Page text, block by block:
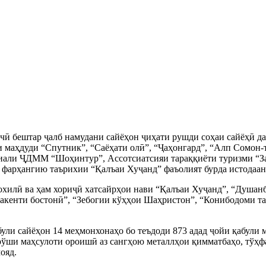
бештар ҷалб намудани сайёҳон ҷиҳати рушди соҳаи сайёҳӣ
маҳдуди “Спутник”, “Саёҳати олӣ”, “Ҷаҳонгард”, “Алп
ҶДММ “Шоҳинтур”, Ассотсиатсияи тараққиёти туризми
таърихии “Қалъаи Хуҷанд” фаъолият бурда
ва ҳам хориҷӣ хатсайрҳои нави “Қалъаи Хуҷанд”,
бостонӣ”, “Зебогии кўҳҳои Шаҳристон”, “Конибодоми
сайёҳон 14 меҳмонхонаҳо бо теъдоди 873 адад ҷойи қабули
маҳсулоти ороишӣ аз сангҳою металлҳои қимматбаҳо,